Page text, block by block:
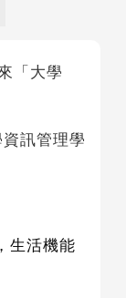
「大學
訊管理學
生活機能